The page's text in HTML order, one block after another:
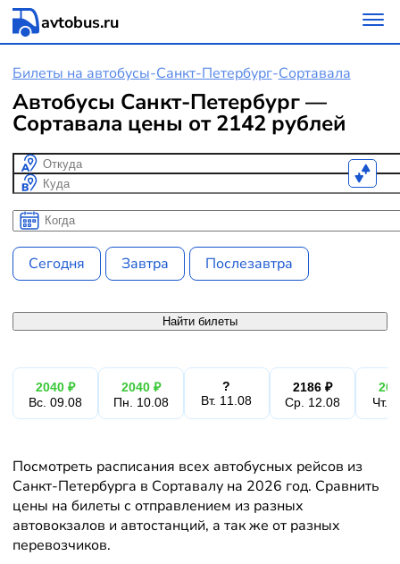
avtobus.ru
Билеты на автобусы-Санкт-Петербург-Сортавала
Автобусы Санкт-Петербург —
Сортавала цены от 2142 рублей
Откуда
Куда
Когда
Когда
Сегодня Завтра Послезавтра
Найти билеты
2040 ₽
Вс. 09.08
2040 ₽
Пн. 10.08
?
Вт. 11.08
2186 ₽
Ср. 12.08
Чт.
Посмотреть расписания всех автобусных рейсов из
Санкт-Петербурга в Сортавалу на 2026 год. Сравнить
цены на билеты с отправлением из разных
автовокзалов и автостанций, а так же от разных
перевозчиков.